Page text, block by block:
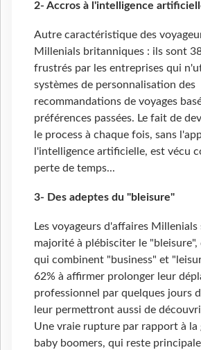
2- Accros à l'intelligence
Autre caractéristique des
Millenials britanniques : ils sont
frustrés par les entreprises qui
systèmes de personnalisation des
recommandations de voyages
préférences passées. Le fait de
le process à chaque fois, sans
l'intelligence artificielle, est vécu
perte de temps...
3- Des adeptes du "bleisure"
Les voyageurs d'affaires
majorité à plébisciter le "bleisure",
qui combinent "business" et
62% à affirmer prolonger leur
professionnel par quelques jours
leur permettront aussi de
Une vraie rupture par rapport à la
baby boomers, qui reste